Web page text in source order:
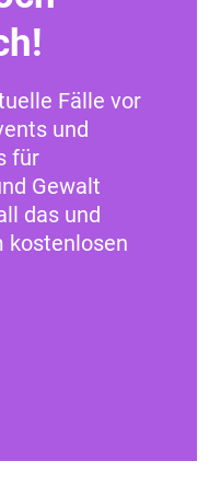
von Posts,
Fälle vor
und
für
Gewalt
das und
kostenlosen